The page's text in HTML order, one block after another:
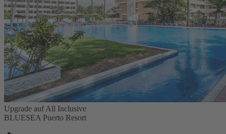
Upgrade auf All Inclusive
BLUESEA Puerto Resort